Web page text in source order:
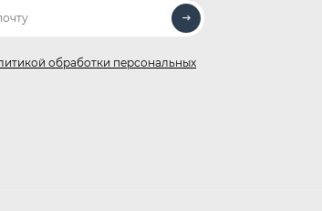
обработки персональных